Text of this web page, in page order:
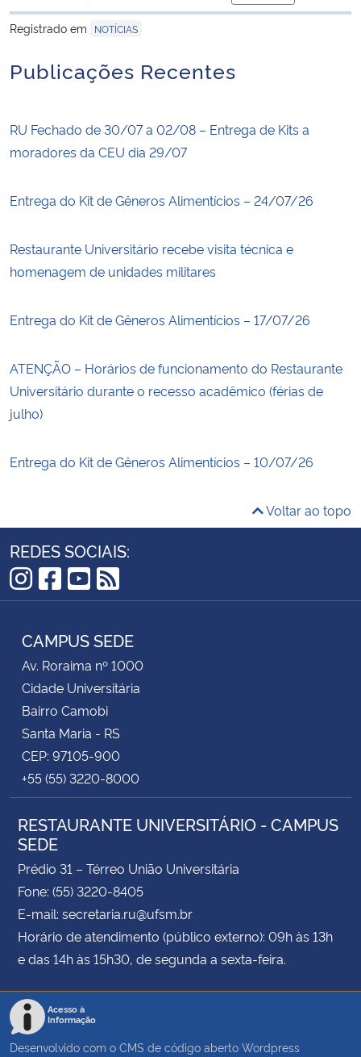
para área de
Registrado em
NOTÍCIAS
Publicações Recentes
RU Fechado de 30/07 a 02/08 – Entrega de Kits a
moradores da CEU dia 29/07
Entrega do Kit de Gêneros Alimentícios – 24/07/26
Restaurante Universitário recebe visita técnica e
homenagem de unidades militares
Entrega do Kit de Gêneros Alimentícios – 17/07/26
ATENÇÃO – Horários de funcionamento do Restaurante
Universitário durante o recesso acadêmico (férias de
julho)
Entrega do Kit de Gêneros Alimentícios – 10/07/26
Voltar ao topo
REDES SOCIAIS:
Instagram
Facebook
YouTube
RSS
CAMPUS SEDE
Av. Roraima nº 1000
Cidade Universitária
Bairro Camobi
Santa Maria - RS
CEP: 97105-900
+55 (55) 3220-8000
RESTAURANTE UNIVERSITÁRIO - CAMPUS
SEDE
Prédio 31 – Térreo União Universitária
Fone: (55) 3220-8405
E-mail: secretaria.ru@ufsm.br
Horário de atendimento (público externo): 09h às 13h
e das 14h às 15h30, de segunda a sexta-feira.
Acesso à
Informação
Desenvolvido com o CMS de código aberto Wordpress